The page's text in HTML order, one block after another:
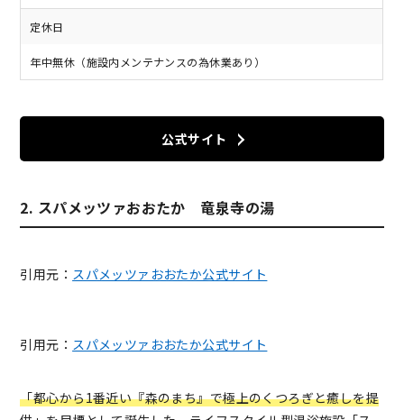
定休日
年中無休（施設内メンテナンスの為休業あり）
公式サイト
2. スパメッツァおおたか 竜泉寺の湯
引用元： スパメッツァおおたか公式サイト
引用元： スパメッツァおおたか公式サイト
「都心から1番近い『森のまち』で極上のくつろぎと癒しを提